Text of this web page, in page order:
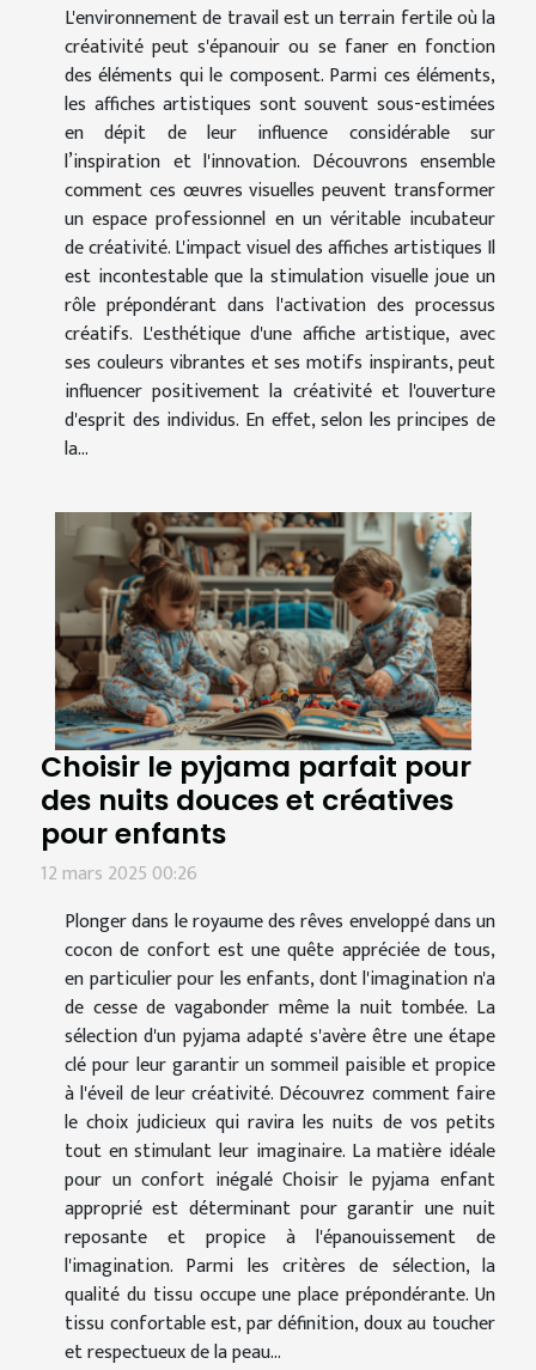
L'environnement de travail est un terrain fertile où la
créativité peut s'épanouir ou se faner en fonction
des éléments qui le composent. Parmi ces éléments,
les affiches artistiques sont souvent sous-estimées
en dépit de leur influence considérable sur
l’inspiration et l'innovation. Découvrons ensemble
comment ces œuvres visuelles peuvent transformer
un espace professionnel en un véritable incubateur
de créativité. L'impact visuel des affiches artistiques Il
est incontestable que la stimulation visuelle joue un
rôle prépondérant dans l'activation des processus
créatifs. L'esthétique d'une affiche artistique, avec
ses couleurs vibrantes et ses motifs inspirants, peut
influencer positivement la créativité et l'ouverture
d'esprit des individus. En effet, selon les principes de
la...
Choisir le pyjama parfait pour
des nuits douces et créatives
pour enfants
12 mars 2025 00:26
Plonger dans le royaume des rêves enveloppé dans un
cocon de confort est une quête appréciée de tous,
en particulier pour les enfants, dont l'imagination n'a
de cesse de vagabonder même la nuit tombée. La
sélection d'un pyjama adapté s'avère être une étape
clé pour leur garantir un sommeil paisible et propice
à l'éveil de leur créativité. Découvrez comment faire
le choix judicieux qui ravira les nuits de vos petits
tout en stimulant leur imaginaire. La matière idéale
pour un confort inégalé Choisir le pyjama enfant
approprié est déterminant pour garantir une nuit
reposante et propice à l'épanouissement de
l'imagination. Parmi les critères de sélection, la
qualité du tissu occupe une place prépondérante. Un
tissu confortable est, par définition, doux au toucher
et respectueux de la peau...